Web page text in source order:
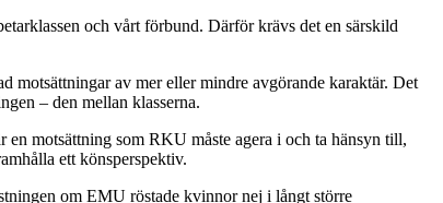
och vårt förbund. Därför krävs det en särskild
motsättningar av mer eller mindre avgörande karaktär. Det
– den mellan klasserna.
motsättning som RKU måste agera i och ta hänsyn till,
ett könsperspektiv.
om EMU röstade kvinnor nej i långt större